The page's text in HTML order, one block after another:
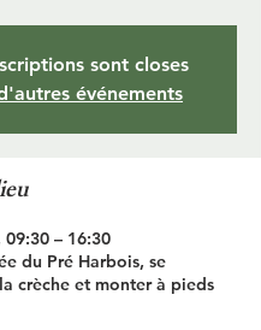
sont closes
événements
– 16:30
du Pré Harbois, se
crèche et monter à pieds